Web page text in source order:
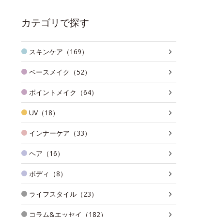
カテゴリで探す
スキンケア（169）
ベースメイク（52）
ポイントメイク（64）
UV（18）
インナーケア（33）
ヘア（16）
ボディ（8）
ライフスタイル（23）
コラム&エッセイ（182）